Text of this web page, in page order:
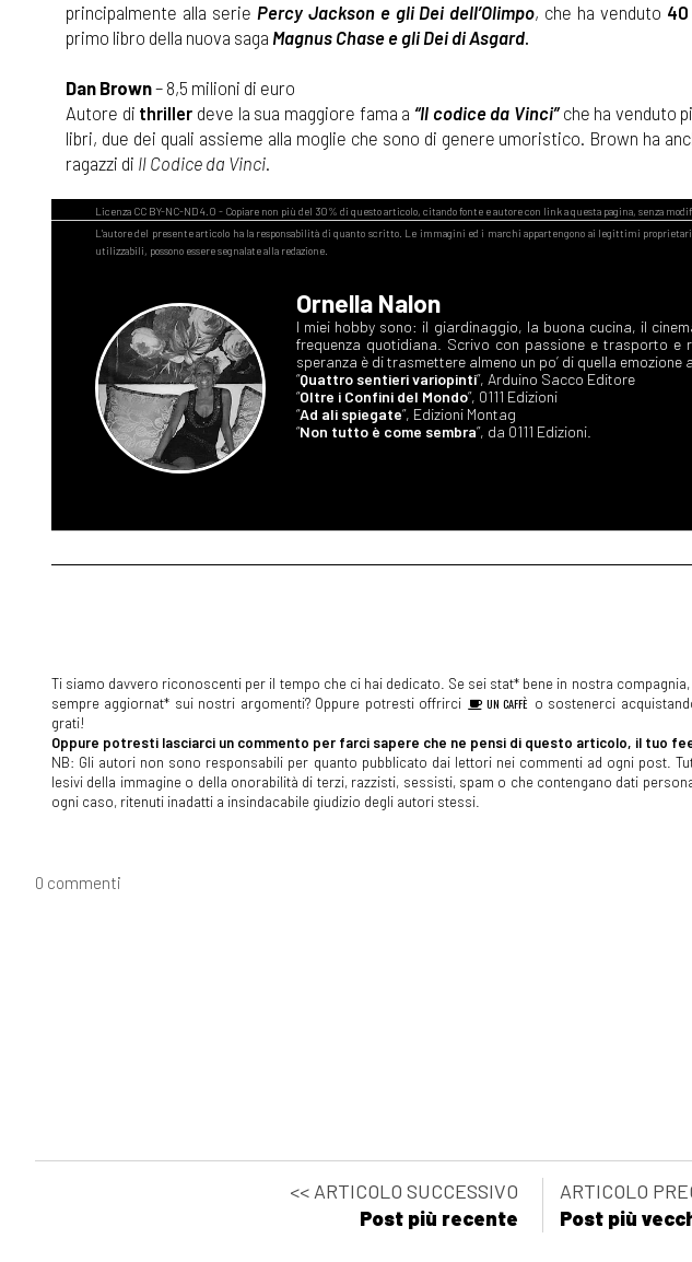
principalmente alla serie Percy Jackson e gli Dei dell’Olimpo, che ha venduto
primo libro della nuova saga Magnus Chase e gli Dei di Asgard.
Dan Brown– 8,5 milioni di euro
Autore di thriller deve la sua maggiore fama a “Il codice da Vinci”che ha venduto
libri, due dei quali assieme alla moglie che sono di genere umoristico. Brown ha
ragazzi di Il Codice da Vinci.
Ornella Nalon
I miei hobby sono: il giardinaggio, la buona cucina, il
frequenza quotidiana. Scrivo con passione e trasporto e
speranza è di trasmettere almeno un po’ di quella emozione
“Quattro sentieri variopinti”, Arduino Sacco Editore
“Oltre i Confini del Mondo”, 0111 Edizioni
“Ad ali spiegate”, Edizioni Montag
“Non tutto è come sembra”, da 0111 Edizioni.
Ti siamo davvero riconoscenti per il tempo che ci hai dedicato. Se sei stat* bene in nostra
sempre aggiornat* sui nostri argomenti? Oppure potresti offrirci
UN CAFFÈ o sostenerci
grati!
Oppure potresti lasciarci un commento per farci sapere che ne pensi di questo articolo, il tuo
NB: Gli autori non sono responsabili per quanto pubblicato dai lettori nei commenti ad ogni post.
lesivi della immagine o della onorabilità di terzi, razzisti, sessisti, spam o che contengano dati
ogni caso, ritenuti inadatti a insindacabile giudizio degli autori stessi.
0 commenti
<< ARTICOLO SUCCESSIVO
Post più recente
ARTICOLO
Post più